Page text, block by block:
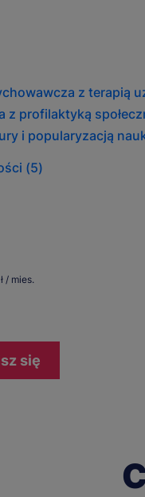
z terapią
z profilaktyką
i popularyzacją
(5)
/ mies.
się